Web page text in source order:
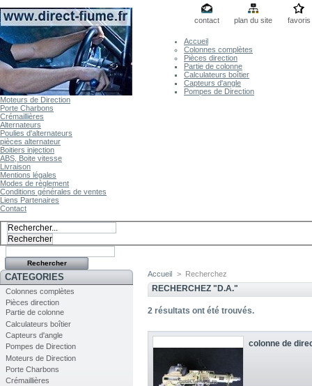
contact plan du site favoris
Accueil
Colonnes complètes
Pièces direction
Partie de colonne
Calculateurs boîtier
Capteurs d'angle
Pompes de Direction
Moteurs de Direction
Porte Charbons
Crémaillières
Alternateurs
Poulies d'alternateurs
pièces alternateur
Boitiers injection
ABS, Boite vitesse
Livraison
Mentions légales
Modes de règlement
Conditions générales de ventes
Liens Partenaires
Contact
CATEGORIES
Colonnes complètes
Pièces direction
Partie de colonne
Calculateurs boîtier
Capteurs d'angle
Pompes de Direction
Moteurs de Direction
Porte Charbons
Crémaillières
Accueil > Recherchez
RECHERCHEZ "D.A."
2 résultats ont été trouvés.
colonne de